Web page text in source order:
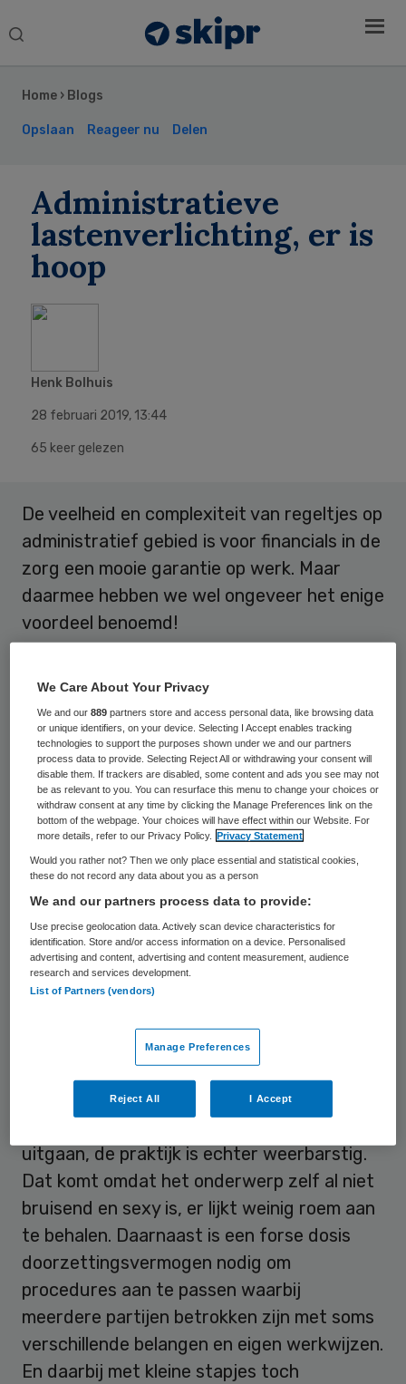
Search
Home › Blogs
Opslaan Reageer nu Delen
Administratieve
lastenverlichting, er is
hoop
Henk Bolhuis
28 februari 2019, 13:44
65 keer gelezen
De veelheid en complexiteit van regeltjes op
administratief gebied is voor financials in de
zorg een mooie garantie op werk. Maar
daarmee hebben we wel ongeveer het enige
voordeel benoemd!
bureaucratie hebben een belangrijke
regulerende functie, zonder wordt het een
complete chaos. Maar een overkill aan
regels werkt verlammend en maakt dat we
wegdrijven van de bedoeling (goede zorg
voor onze cliënten en patiënten), en dat kan
natuurlijk niet de bedoeling zijn.
Mammoettanker
Ondanks (al dan niet serieuze) goede
bedoelingen van alle betrokkenen
maar ook de zorginstellingen zelf) lukt het
nog maar moeilijk om deze mammoettanker
van koers te laten veranderen. Laten we
uitgaan, de praktijk is echter weerbarstig.
Dat komt omdat het onderwerp zelf al niet
bruisend en sexy is, er lijkt weinig roem aan
te behalen. Daarnaast is een forse dosis
doorzettingsvermogen nodig om
procedures aan te passen waarbij
meerdere partijen betrokken zijn met soms
verschillende belangen en eigen werkwijzen.
En daarbij met kleine stapjes toch
Sidebar
We Care About Your Privacy
We and our889 partners store and access personal data, like browsing data
or unique identifiers, on your device. Selecting I Accept enables tracking
technologies to support the purposes shown under we and our partners
process data to provide. Selecting Reject All or withdrawing your consent will
disable them. If trackers are disabled, some content and ads you see may not
be as relevant to you. You can resurface this menu to change your choices or
withdraw consent at any time by clicking the Manage Preferences link on the
bottom of the webpage. Your choices will have effect within our Website. For
more details, refer to our Privacy Policy.
Privacy Statement
Would you rather not? Then we only place essential and statistical cookies,
these do not record any data about you as a person
We and our partners process data to provide:
Use precise geolocation data. Actively scan device characteristics for
identification. Store and/or access information on a device. Personalised
advertising and content, advertising and content measurement, audience
research and services development.
List of Partners (vendors)
Manage Preferences
Reject All I Accept